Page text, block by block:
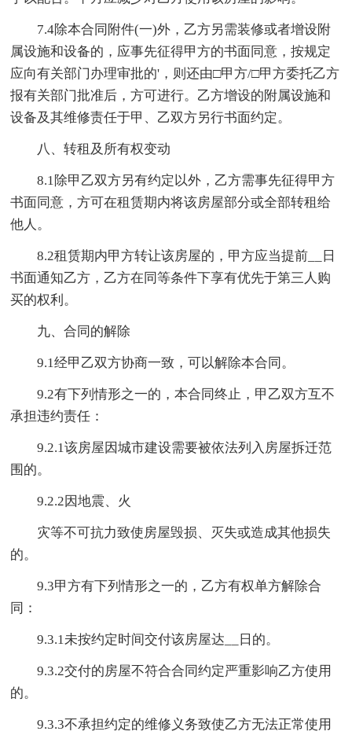
7.4除本合同附件(一)外，乙方另需装修或者增设附
属设施和设备的，应事先征得甲方的书面同意，按规定
应向有关部门办理审批的'，则还由□甲方/□甲方委托乙方
报有关部门批准后，方可进行。乙方增设的附属设施和
设备及其维修责任于甲、乙双方另行书面约定。
八、转租及所有权变动
8.1除甲乙双方另有约定以外，乙方需事先征得甲方
书面同意，方可在租赁期内将该房屋部分或全部转租给
他人。
8.2租赁期内甲方转让该房屋的，甲方应当提前__日
书面通知乙方，乙方在同等条件下享有优先于第三人购
买的权利。
九、合同的解除
9.1经甲乙双方协商一致，可以解除本合同。
9.2有下列情形之一的，本合同终止，甲乙双方互不
承担违约责任：
9.2.1该房屋因城市建设需要被依法列入房屋拆迁范
围的。
9.2.2因地震、火
灾等不可抗力致使房屋毁损、灭失或造成其他损失
的。
9.3甲方有下列情形之一的，乙方有权单方解除合
同：
9.3.1未按约定时间交付该房屋达__日的。
9.3.2交付的房屋不符合合同约定严重影响乙方使用
的。
9.3.3不承担约定的维修义务致使乙方无法正常使用